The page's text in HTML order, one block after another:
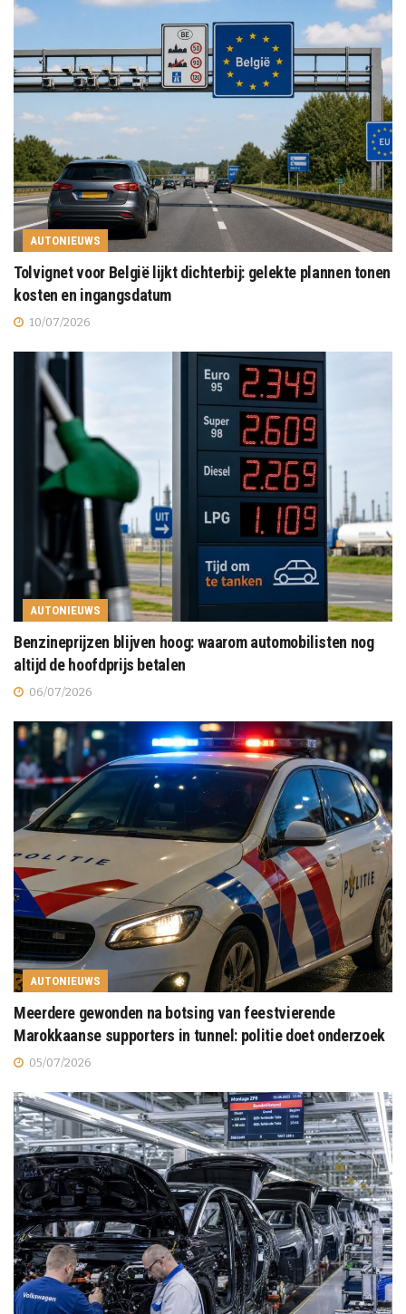
AUTONIEUWS
Tolvignet voor België lijkt dichterbij: gelekte plannen tonen
kosten en ingangsdatum
10/07/2026
AUTONIEUWS
Benzineprijzen blijven hoog: waarom automobilisten nog
altijd de hoofdprijs betalen
06/07/2026
AUTONIEUWS
Meerdere gewonden na botsing van feestvierende
Marokkaanse supporters in tunnel: politie doet onderzoek
05/07/2026